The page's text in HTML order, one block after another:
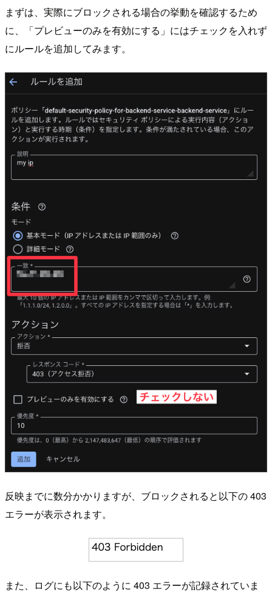
まずは、実際にブロックされる場合の挙動を確認するため
に、「プレビューのみを有効にする」にはチェックを入れず
にルールを追加してみます。
反映までに数分かかりますが、ブロックされると以下の 403
エラーが表示されます。
また、ログにも以下のように 403 エラーが記録されていま